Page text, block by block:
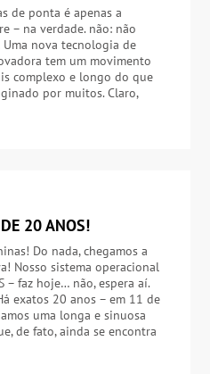
de ponta é apenas a
– na verdade. não: não
nova tecnologia de
tem um movimento
complexo e longo do que
por muitos. Claro,
20 ANOS!
Do nada, chegamos a
Nosso sistema operacional
– faz hoje… não, espera aí.
exatos 20 anos – em 11 de
uma longa e sinuosa
de fato, ainda se encontra